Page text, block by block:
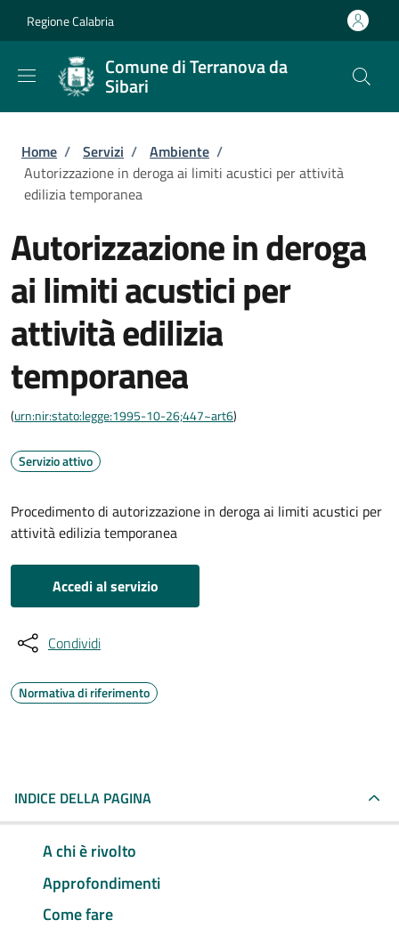
Regione Calabria
Comune di Terranova da
Sibari
Briciole di pane
Home / Servizi / Ambiente /
Autorizzazione in deroga ai limiti acustici per attività
edilizia temporanea
Autorizzazione in deroga
ai limiti acustici per
attività edilizia
temporanea
(urn:nir:stato:legge:1995-10-26;447~art6)
Servizio attivo
Procedimento di autorizzazione in deroga ai limiti acustici per
attività edilizia temporanea
Accedi al servizio
Condividi
Normativa di riferimento
INDICE DELLA PAGINA
A chi è rivolto
Approfondimenti
Come fare